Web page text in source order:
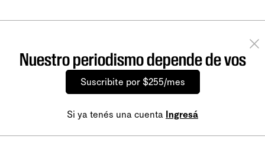
Nuestro periodismo depende de vos
Suscribite por $255/mes
Si ya tenés una cuenta Ingresá